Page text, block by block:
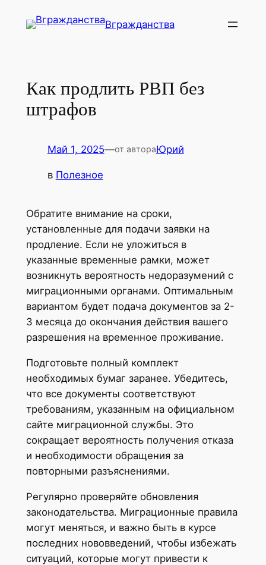
Вгражданства
Как продлить РВП без
штрафов
Май 1, 2025—от автораЮрий
в Полезное
Обратите внимание на сроки,
установленные для подачи заявки на
продление. Если не уложиться в
указанные временные рамки, может
возникнуть вероятность недоразумений с
миграционными органами. Оптимальным
вариантом будет подача документов за 2-
3 месяца до окончания действия вашего
разрешения на временное проживание.
Подготовьте полный комплект
необходимых бумаг заранее. Убедитесь,
что все документы соответствуют
требованиям, указанным на официальном
сайте миграционной службы. Это
сокращает вероятность получения отказа
и необходимости обращения за
повторными разъяснениями.
Регулярно проверяйте обновления
законодательства. Миграционные правила
могут меняться, и важно быть в курсе
последних нововведений, чтобы избежать
ситуаций, которые могут привести к